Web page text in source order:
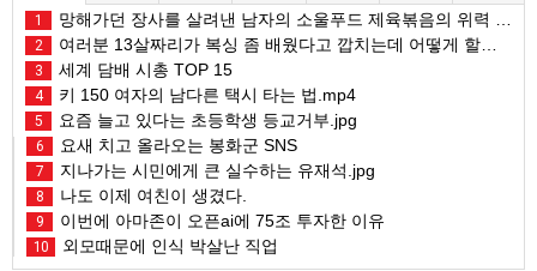
1 망해가던 장사를 살려낸 남자의 소울푸드 제육볶음의 위력 ㅋㅋ
2 여러분 13살짜리가 복싱 좀 배웠다고 깝치는데 어떻게 할까요?
3 세계 담배 시총 TOP 15
4 키 150 여자의 남다른 택시 타는 법.mp4
5 요즘 늘고 있다는 초등학생 등교거부.jpg
6 요새 치고 올라오는 봉화군 SNS
7 지나가는 시민에게 큰 실수하는 유재석.jpg
8 나도 이제 여친이 생겼다.
9 이번에 아마존이 오픈ai에 75조 투자한 이유
10 외모때문에 인식 박살난 직업